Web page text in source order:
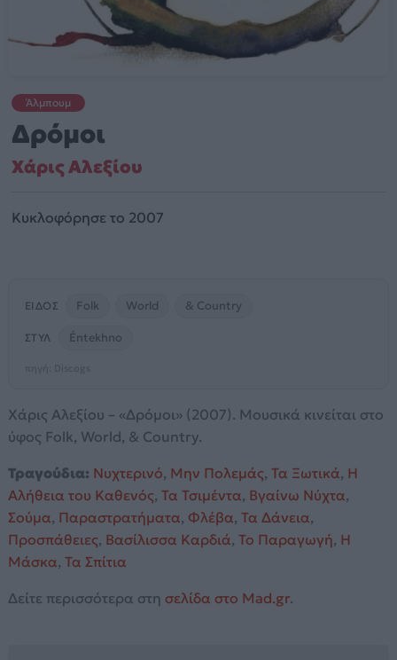
Άλμπουμ
Δρόμοι
Χάρις Αλεξίου
Κυκλοφόρησε το 2007
ΕΊΔΟΣ Folk World & Country
ΣΤΥΛ Éntekhno
Χάρις Αλεξίου – «Δρόμοι» (2007). Μουσικά κινείται στο
ύφος Folk, World, & Country.
Τραγούδια: Νυχτερινό, Μην Πολεμάς, Τα Ξωτικά, Η
Αλήθεια του Καθενός, Τα Τσιμέντα, Βγαίνω Νύχτα,
Σούμα, Παραστρατήματα, Φλέβα, Τα Δάνεια,
Προσπάθειες, Βασίλισσα Καρδιά, Το Παραγωγή, Η
Μάσκα, Τα Σπίτια
Δείτε περισσότερα στη σελίδα στο Mad.gr.